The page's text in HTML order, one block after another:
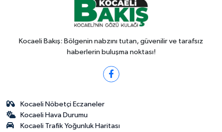
Kocaeli Bakış: Bölgenin nabzını tutan, güvenilir ve tarafsız
haberlerin buluşma noktası!
Kocaeli Nöbetçi Eczaneler
Kocaeli Hava Durumu
Kocaeli Trafik Yoğunluk Haritası